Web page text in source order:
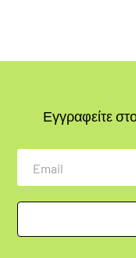
Εγγραφείτε
Email